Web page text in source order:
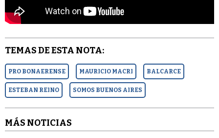
TEMAS DE ESTA NOTA:
PRO BONAERENSE MAURICIO MACRI BALCARCE
ESTEBAN REINO SOMOS BUENOS AIRES
MÁS NOTICIAS